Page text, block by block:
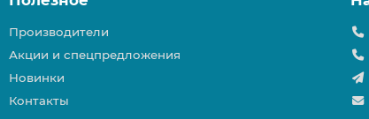
Производители
Акции и спецпредложения
Новинки
Контакты